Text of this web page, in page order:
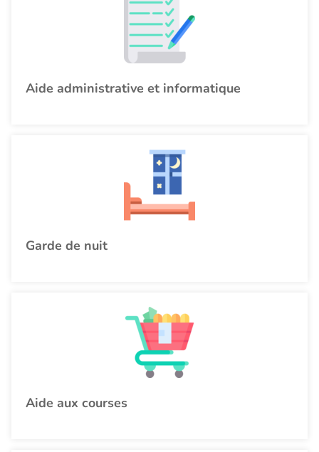
Aide administrative et informatique
Garde de nuit
Aide aux courses